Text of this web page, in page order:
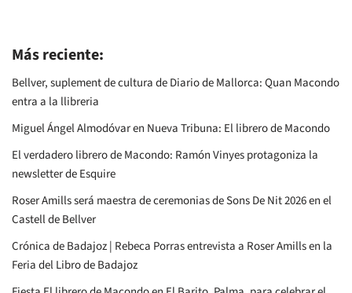
Más reciente:
Bellver, suplement de cultura de Diario de Mallorca: Quan Macondo
entra a la llibreria
Miguel Ángel Almodóvar en Nueva Tribuna: El librero de Macondo
El verdadero librero de Macondo: Ramón Vinyes protagoniza la
newsletter de Esquire
Roser Amills será maestra de ceremonias de Sons De Nit 2026 en el
Castell de Bellver
Crónica de Badajoz | Rebeca Porras entrevista a Roser Amills en la
Feria del Libro de Badajoz